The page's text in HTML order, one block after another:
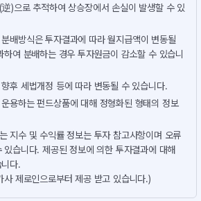
)으로 추적하여 상승장에서 손실이 발생할 수 있
배방식은 투자결과에 따라 월지급액이 변동될
여 분배하는 경우 투자원금이 감소할 수 있습니
후 세법개정 등에 따라 변동될 수 있습니다.
용하는 펀드상품에 대해 정형화된 형태의 정보
지수 및 수익률 정보는 투자 참고사항이며 오류
습니다. 제공된 정보에 의한 투자결과에 대해
다.
사 제로인으로부터 제공 받고 있습니다.)